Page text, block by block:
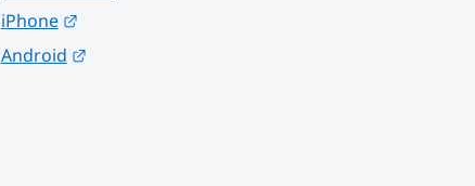
iPhone
Länk till annan webbplats.
Android
Länk till annan webbplats.